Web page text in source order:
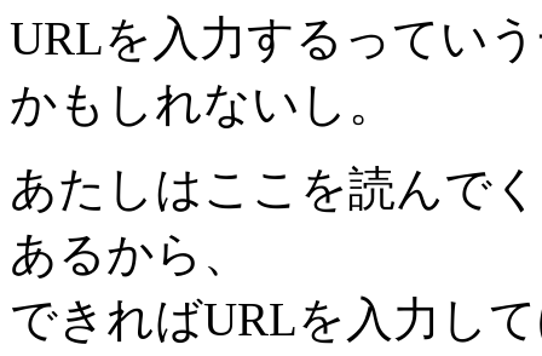
URLを入力するってい
かもしれないし。
あたしはここを読んで
あるから、
できればURLを入力し